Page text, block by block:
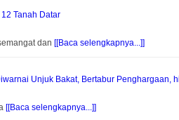
Tanah Datar
dan [[Baca selengkapnya...]]
Unjuk Bakat, Bertabur Penghargaan,
[[Baca selengkapnya...]]